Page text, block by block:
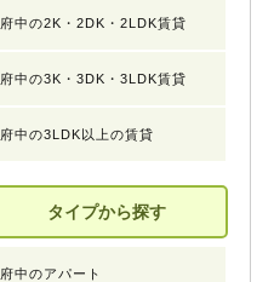
府中の2K・2DK・2LDK賃貸
府中の3K・3DK・3LDK賃貸
府中の3LDK以上の賃貸
タイプから探す
府中のアパート